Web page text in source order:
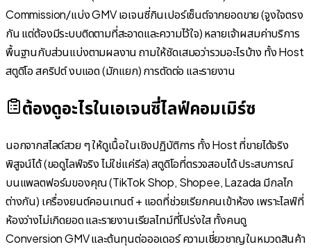
Commission/แบ่ง GMV เอเจนซี่กินเปอร์เซ็นต์จากยอดขาย (จูงใจตรง
กัน แต่ต้องมีระบบติดตามที่สะอาดและความไว้ใจ) หลายเจ้าผสมค่าบริการ
พื้นฐานกับส่วนแบ่งตามผลงาน ถามให้ชัดเสมอว่ารวมอะไรบ้าง ทั้ง Host
สตูดิโอ สคริปต์ งบแอด (มักแยก) การตัดต่อ และรายงาน
ต้องดูอะไรในเอเจนซี่ไลฟ์คอมเมิร์ซ
นอกจากสไลด์สวย ๆ ให้ดูเนื้อในเชิงปฏิบัติการ ทั้ง Host ที่ขายได้จริง
พิสูจน์ได้ (ขอดูไลฟ์จริง ไม่ใช่แค่รีล) สตูดิโอที่ตรวจสอบได้ ประสบการณ์
บนแพลตฟอร์มของคุณ (TikTok Shop, Shopee, Lazada มีกลไก
ต่างกัน) เครื่องยนต์คอนเทนต์ + แอดที่ช่วยเรียกคนเข้าห้อง เพราะไลฟ์ที่
ห้องว่างไม่เกิดยอด และรายงานเรียลไทม์ที่โปร่งใส ทั้งคนดู
Conversion GMV และต้นทุนต่อออเดอร์ ความเชี่ยวชาญในหมวดสินค้า